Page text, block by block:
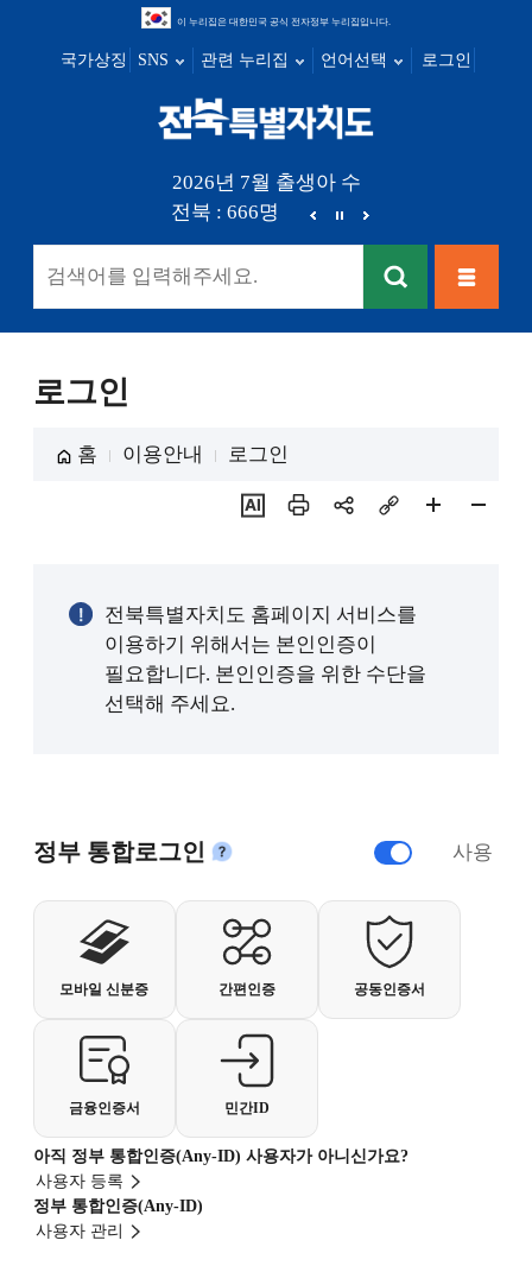
전북특별자
치도
2026년 7월 출생아 수
전북 : 666명 전주 : 249명
이 정 다
이 누리집은 대한민국 공식 전자정부 누리집입니다.
국가상징 SNS 관련 누리집 언어선택 로그인
로그인
홈 이용안내 로그인
사
전북특별자치도 홈페이지 서비스를
이용하기 위해서는 본인인증이
필요합니다. 본인인증을 위한 수단을
선택해 주세요.
정부 통합로그인
안내
사용
아직 정부 통합인증(Any-ID) 사용자가 아니신가요?
사용자 등록
정부 통합인증(Any-ID)
사용자 관리
개인사용자 로그인
모바일 신분증 간편인증 공동인증서
금융인증서 민간ID